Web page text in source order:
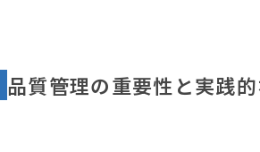
品質管理の重要性と実践